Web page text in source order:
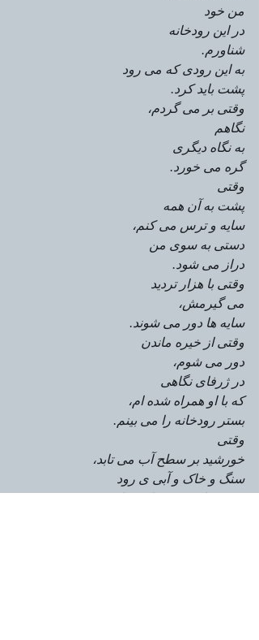
من خود
در این رودخانه
شناورم.
به این رودی که می رود
پشت باید کرد.
وقتی بر می گردم،
نگاهم
به نگاه دیگری
گره می خورد.
وقتی
پشت به آن همه
سایه و ترس می کنم،
دستی به سوی من
دراز می شود.
وقتی با هزار تردید
می گیرمش،
سایه ها دور می شوند.
وقتی از خیره ماندن
دور می شوم،
در ژرفای نگاهی
که با او همراه شده ام،
بستر رودخانه را می بینم.
وقتی
خورشید بر سطح آب می تابد،
سنگ و خاک و آبی ی رود